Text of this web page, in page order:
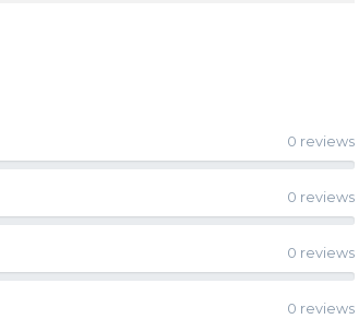
0 reviews
0 reviews
0 reviews
0 reviews